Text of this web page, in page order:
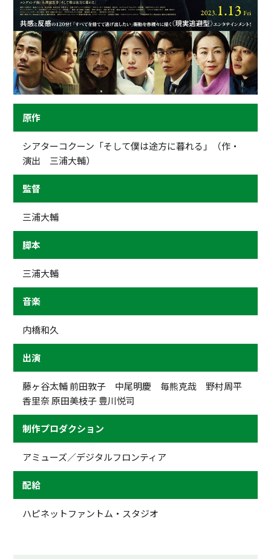
原作
シアターコクーン「そして僕は途方に暮れる」（作・
演出 三浦大輔）
監督
三浦大輔
脚本
三浦大輔
音楽
内橋和久
出演
藤ヶ谷太輔 前田敦子 中尾明慶 毎熊克哉 野村周平
香里奈 原田美枝子 豊川悦司
制作プロダクション
アミューズ／デジタルフロンティア
配給
ハピネットファントム・スタジオ